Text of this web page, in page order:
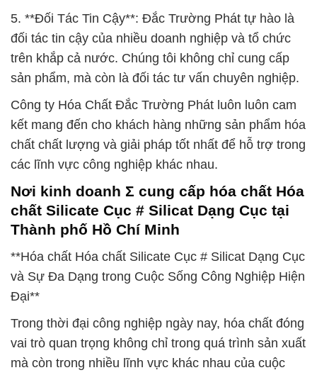
5. **Đối Tác Tin Cậy**: Đắc Trường Phát tự hào là
đối tác tin cậy của nhiều doanh nghiệp và tổ chức
trên khắp cả nước. Chúng tôi không chỉ cung cấp
sản phẩm, mà còn là đối tác tư vấn chuyên nghiệp.
Công ty Hóa Chất Đắc Trường Phát luôn luôn cam
kết mang đến cho khách hàng những sản phẩm hóa
chất chất lượng và giải pháp tốt nhất để hỗ trợ trong
các lĩnh vực công nghiệp khác nhau.
Nơi kinh doanh Σ cung cấp hóa chất Hóa
chất Silicate Cục # Silicat Dạng Cục tại
Thành phố Hồ Chí Minh
**Hóa chất Hóa chất Silicate Cục # Silicat Dạng Cục
và Sự Đa Dạng trong Cuộc Sống Công Nghiệp Hiện
Đại**
Trong thời đại công nghiệp ngày nay, hóa chất đóng
vai trò quan trọng không chỉ trong quá trình sản xuất
mà còn trong nhiều lĩnh vực khác nhau của cuộc